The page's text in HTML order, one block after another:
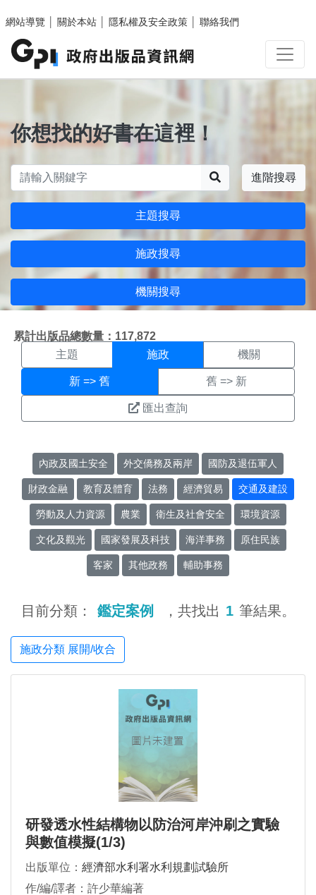
網站導覽
關於本站 隱私權及安全政策 聯絡我們
你想找的好書在這裡！
進階搜尋
主題搜尋
施政搜尋
機關搜尋
累計出版品總數量：117,872
施政搜尋結果頁面
主題 施政 機關
新 => 舊 舊 => 新
匯出查詢
內政及國土安全 外交僑務及兩岸 國防及退伍軍人
財政金融 教育及體育 法務 經濟貿易 交通及建設
勞動及人力資源 農業 衛生及社會安全 環境資源
文化及觀光 國家發展及科技 海洋事務 原住民族
客家 其他政務 輔助事務
目前分類： 鑑定案例 ，共找出 1 筆結果。
施政分類 展開/收合
研發透水性結構物以防治河岸沖刷之實驗
與數值模擬(1/3)
出版單位： 經濟部水利署水利規劃試驗所
作/編/譯者：許少華編著